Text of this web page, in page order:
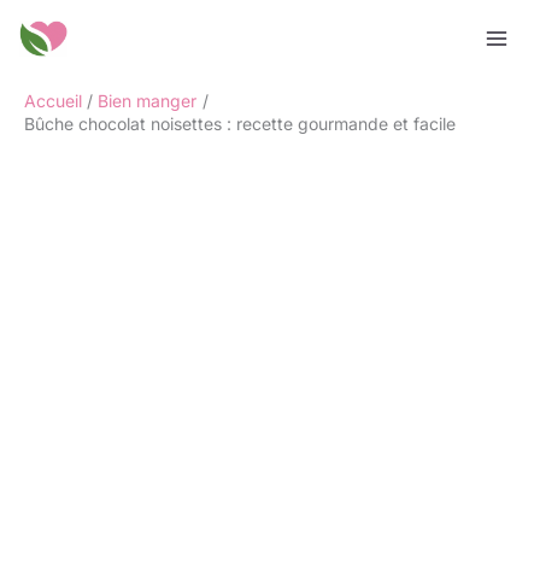
Accueil
Bien manger
Bûche chocolat noisettes : recette gourmande et facile